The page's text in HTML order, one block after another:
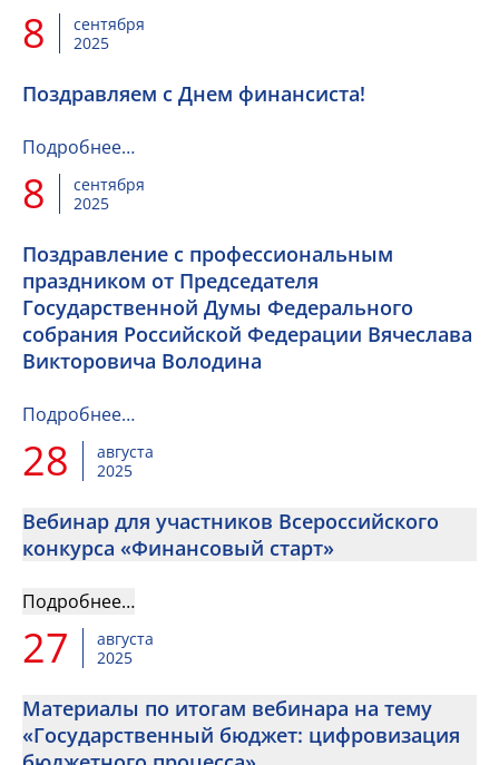
8
сентября
2025
Поздравляем с Днем финансиста!
Подробнее…
8
сентября
2025
Поздравление с профессиональным
праздником от Председателя
Государственной Думы Федерального
собрания Российской Федерации Вячеслава
Викторовича Володина
Подробнее…
28
августа
2025
Вебинар для участников Всероссийского
конкурса «Финансовый старт»
Подробнее…
27
августа
2025
Материалы по итогам вебинара на тему
«Государственный бюджет: цифровизация